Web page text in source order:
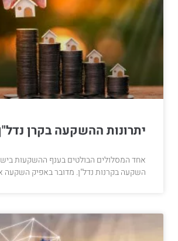
יתרונות ההשקעה בקרן
אחד המסלולים הבולטים בענף ההשקעות
השקעה בקרנות נדל"ן. מדובר באפיק השקעה